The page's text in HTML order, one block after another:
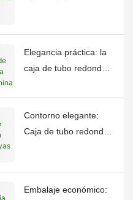
Elegancia práctica: la
caja de tubo redondo
femenina
Contorno elegante:
Caja de tubo redonda
Embalaje económico: